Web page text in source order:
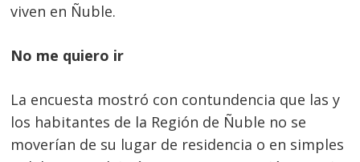
viven en Ñuble.
No me quiero ir
La encuesta mostró con contundencia que las y
los habitantes de la Región de Ñuble no se
moverían de su lugar de residencia o en simples